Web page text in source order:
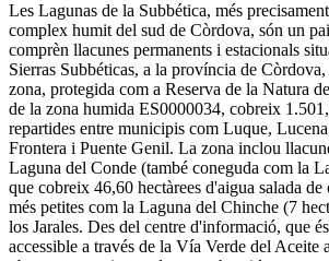
Les Lagunas de la Subbética, més
complex humit del sud de Còrdova, són un
comprèn llacunes permanents i estacionals
Sierras Subbéticas, a la província de
zona, protegida com a Reserva de la Natura
de la zona humida ES0000034, cobreix
repartides entre municipis com Luque,
Frontera i Puente Genil. La zona inclou
Laguna del Conde (també coneguda com la
que cobreix 46,60 hectàrees d'aigua salada
més petites com la Laguna del Chinche (7
los Jarales. Des del centre d'informació, que
accessible a través de la Vía Verde del Aceite